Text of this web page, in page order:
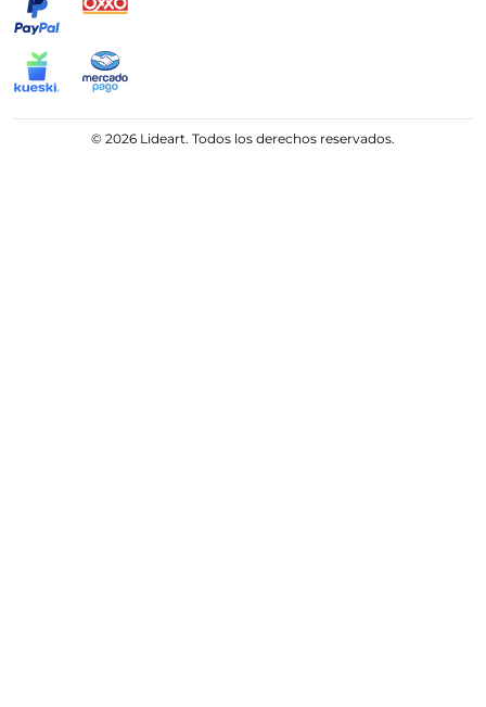
© 2026 Lideart. Todos los derechos reservados.